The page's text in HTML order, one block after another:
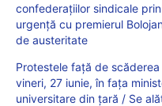
confederațiilor sindicale
urgenţă cu premierul
de austeritate
Protestele față de
vineri, 27 iunie, în fața
universitare din țară / Se